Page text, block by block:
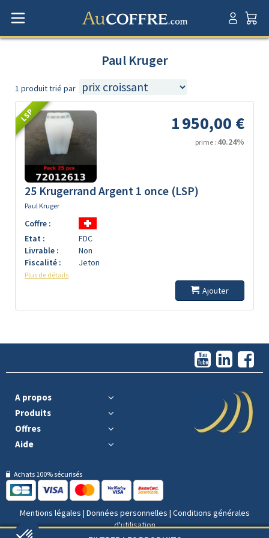
Paul Kruger
1 produit trié par
LSP 1 950,00 €
prime : 40.24%
25 Krugerrand Argent 1 once (LSP)
Paul Kruger
Coffre :
Etat :
FDC
Livrable :
Non
Fiscalité :
Jeton
Plus de détails
Ajouter
A propos
Produits
Offres
Aide
Achats 100% sécurisés
Mentions légales | Données personnelles | Conditions générales
d'utilisation